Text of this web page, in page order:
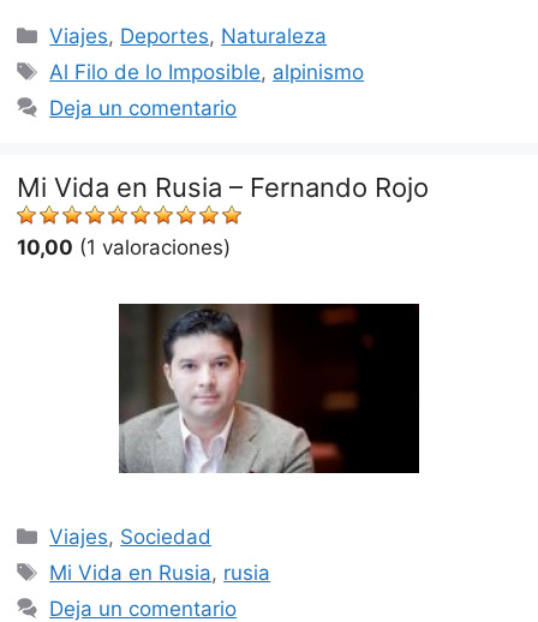
Categorías
Viajes, Deportes, Naturaleza
Etiquetas
Al Filo de lo Imposible, alpinismo
Deja un comentario
Mi Vida en Rusia – Fernando Rojo
10,00 (1 valoraciones)
Categorías
Viajes, Sociedad
Etiquetas
Mi Vida en Rusia, rusia
Deja un comentario